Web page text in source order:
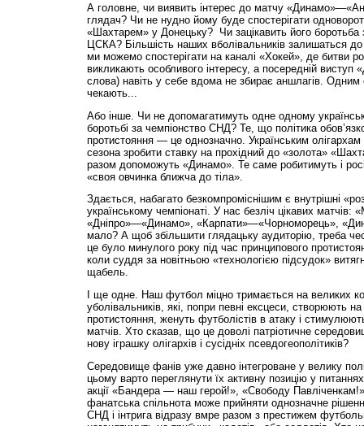
А головне, чи виявить інтерес до матчу
глядач? Чи не нудно йому буде спостерігати
«Шахтарем» у Донецьку? Чи зацікавить його боротьба
ЦСКА? Більшість наших вболівальників залишаться
ми можемо спостерігати на каналі «Хокей», де битви
викликають особливого інтересу, а посередній виступ
слова) навіть у себе вдома не збирає аншлагів.
чекають...
Або інше. Чи не допомагатимуть одне одному
боротьбі за чемпіонство СНД? Те, що політика
протистояння — це однозначно. Українським
сезона зробити ставку на прохідний до «золота»
разом допоможуть «Динамо». Те саме робитимуть і
«своя овчинка ближча до тіла».
Здається, набагато безкомпроміснішим є внутрішні
українському чемпіонаті. У нас безліч цікавих
«Дніпро»—«Динамо», «Карпати»—«Чорноморець»,
мало? А щоб збільшити глядацьку аудиторію, треба
це було минулого року під час принципового
коли суддя за новітньою «технологією підсудок»
щабель.
І ще одне. Наш футбол міцно тримається на великих
уболівальників, які, попри певні ексцеси, створюють на
протистояння, женуть футболістів в атаку і
матчів. Хто сказав, що це доволі патріотичне
нову іграшку олігархів і сусідніх псевдогеополітиків?
Середовище фанів уже давно інтегроване у велику
цьому варто переглянути їх активну позицію у
акції «Бандера — наш герой!», «Свободу
фанатська спільнота може прийняти однозначне
СНД і інтрига відразу вмре разом з престижем